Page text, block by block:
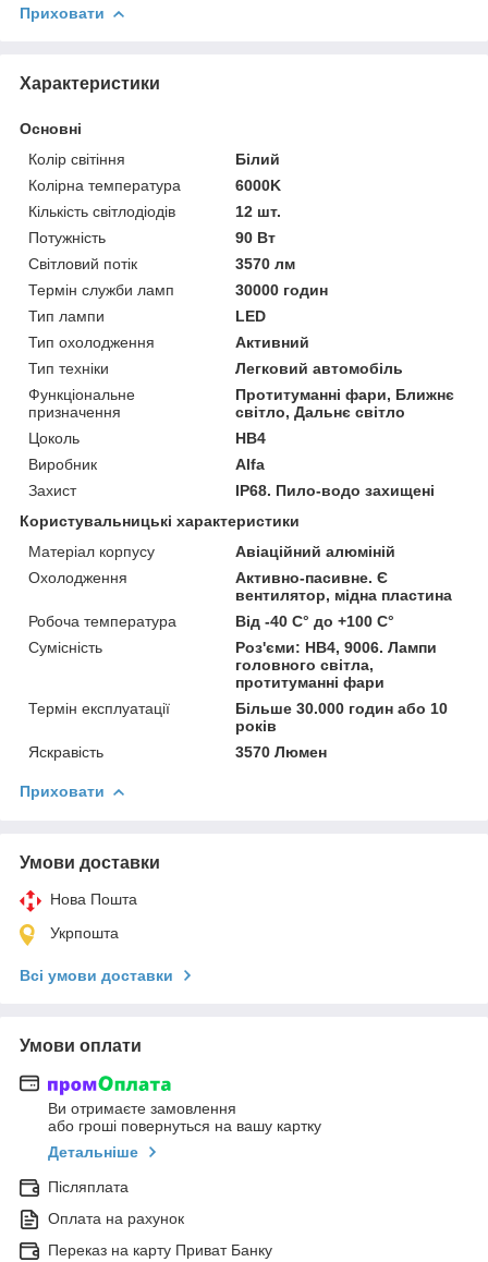
Приховати
Характеристики
Основні
Колір світіння
Білий
Колірна температура
6000K
Кількість світлодіодів
12 шт.
Потужність
90 Вт
Світловий потік
3570 лм
Термін служби ламп
30000 годин
Тип лампи
LED
Тип охолодження
Активний
Тип техніки
Легковий автомобіль
Функціональне
призначення
Протитуманні фари, Ближнє
світло, Дальнє світло
Цоколь
HB4
Виробник
Alfa
Захист
IP68. Пило-водо захищені
Користувальницькі характеристики
Матеріал корпусу
Авіаційний алюміній
Охолодження
Активно-пасивне. Є
вентилятор, мідна пластина
Робоча температура
Від -40 С° до +100 С°
Сумісність
Роз'єми: HB4, 9006. Лампи
головного світла,
протитуманні фари
Термін експлуатації
Більше 30.000 годин або 10
років
Яскравість
3570 Люмен
Приховати
Умови доставки
Нова Пошта
Укрпошта
Всі умови доставки
Умови оплати
Ви отримаєте замовлення
або гроші повернуться на вашу картку
Детальніше
Післяплата
Оплата на рахунок
Переказ на карту Приват Банку